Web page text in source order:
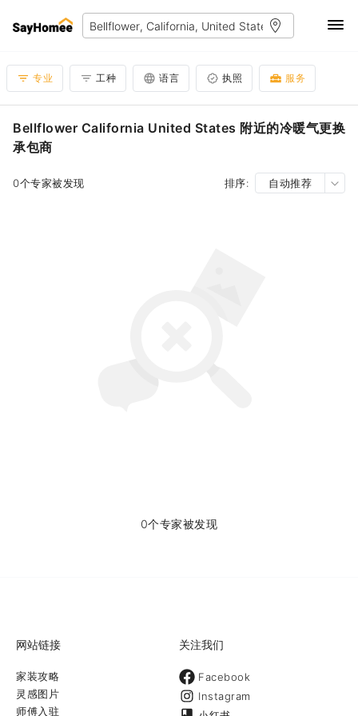
专业 工种 语言 执照 服务
Bellflower California United States 附近的冷暖气更换
承包商
0个专家被发现 排序: 自动推荐
0个专家被发现
网站链接
家装攻略
灵感图片
师傅入驻
关注我们
Facebook
Instagram